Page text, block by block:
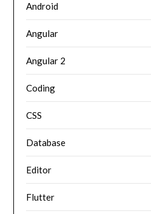
Android
Angular
Angular 2
Coding
CSS
Database
Editor
Flutter